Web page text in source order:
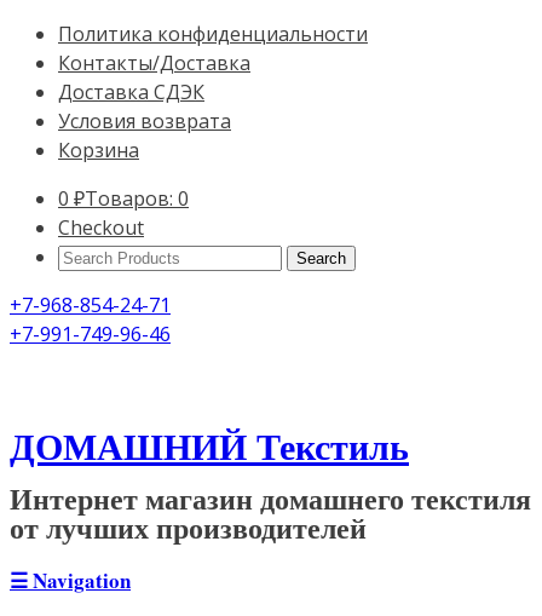
Политика конфиденциальности
Контакты/Доставка
Доставка СДЭК
Условия возврата
Корзина
0 ₽Товаров: 0
Checkout
Search
+7-968-854-24-71
+7-991-749-96-46
ДОМАШНИЙ Текстиль
Интернет магазин домашнего текстиля
от лучших производителей
☰Navigation